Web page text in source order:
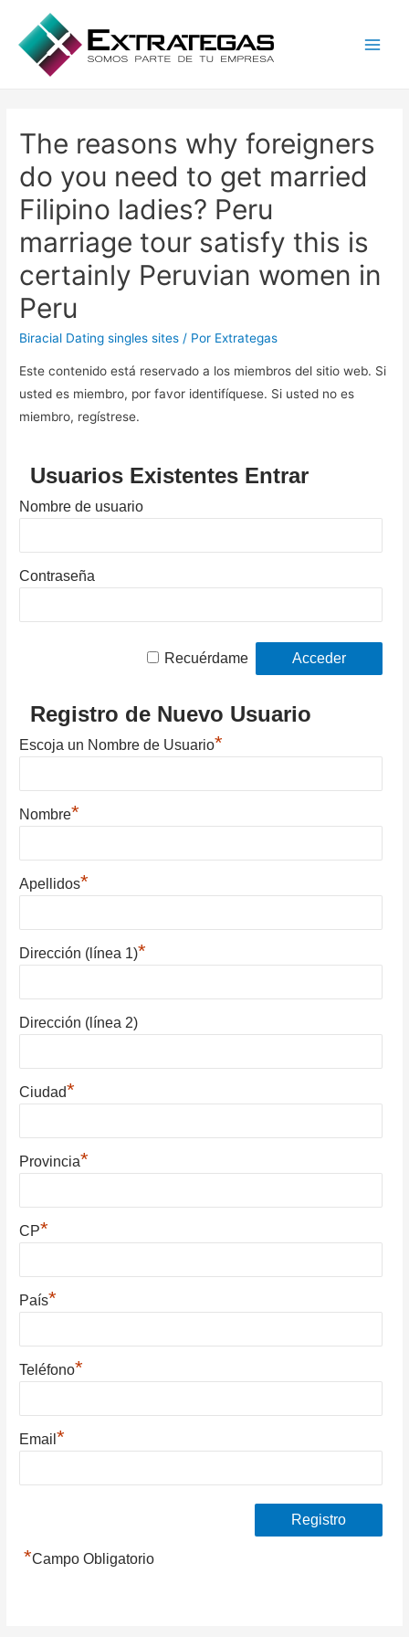
The reasons why foreigners
do you need to get married
Filipino ladies? Peru
marriage tour satisfy this is
certainly Peruvian women in
Peru
Biracial Dating singles sites / Por Extrategas
Este contenido está reservado a los miembros del sitio web. Si
usted es miembro, por favor identifíquese. Si usted no es
miembro, regístrese.
Usuarios Existentes Entrar
Nombre de usuario
Contraseña
Recuérdame
Registro de Nuevo Usuario
Escoja un Nombre de Usuario*
Nombre*
Apellidos*
Dirección (línea 1)*
Dirección (línea 2)
Ciudad*
Provincia*
CP*
País*
Teléfono*
Email*
*Campo Obligatorio